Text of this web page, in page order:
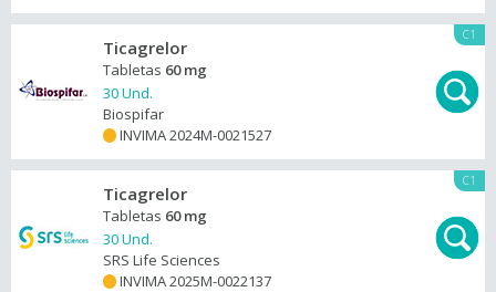
C1
Ticagrelor
Tabletas 60 mg
30 Und.
Biospifar
INVIMA 2024M-0021527
C1
Ticagrelor
Tabletas 60 mg
30 Und.
SRS Life Sciences
INVIMA 2025M-0022137